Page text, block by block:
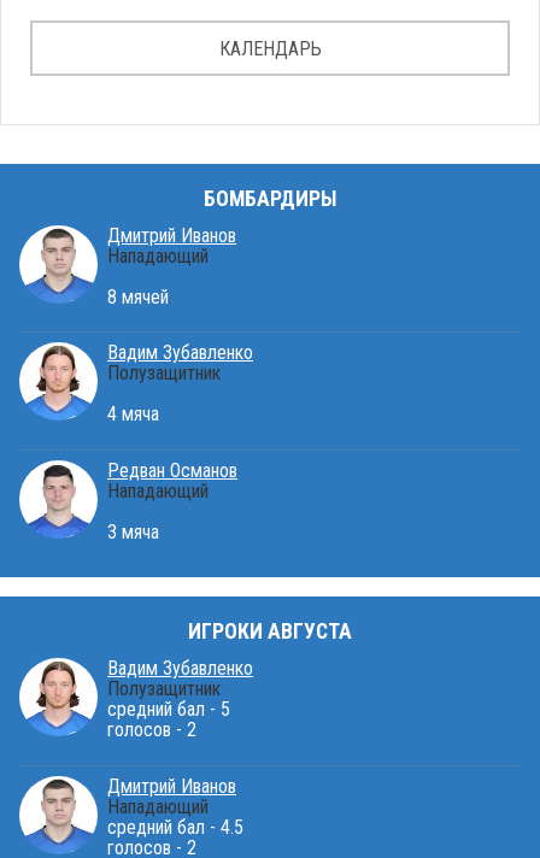
КАЛЕНДАРЬ
БОМБАРДИРЫ
Дмитрий Иванов
Нападающий
8 мячей
Вадим Зубавленко
Полузащитник
4 мяча
Редван Османов
Нападающий
3 мяча
ИГРОКИ АВГУСТА
Вадим Зубавленко
Полузащитник
средний бал - 5
голосов - 2
Дмитрий Иванов
Нападающий
средний бал - 4.5
голосов - 2